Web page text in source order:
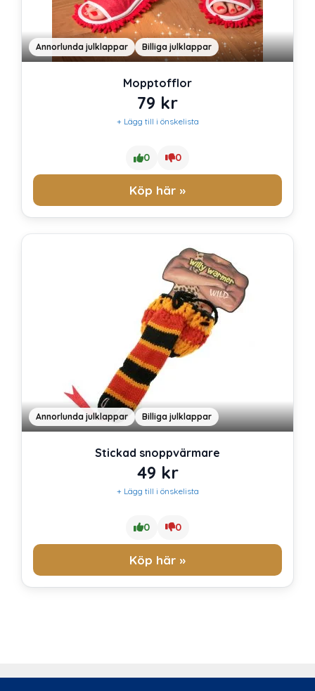
Annorlunda julklappar Billiga julklappar
Mopptofflor
79 kr
+ Lägg till i önskelista
0 0
Köp här »
Annorlunda julklappar Billiga julklappar
Stickad snoppvärmare
49 kr
+ Lägg till i önskelista
0 0
Köp här »